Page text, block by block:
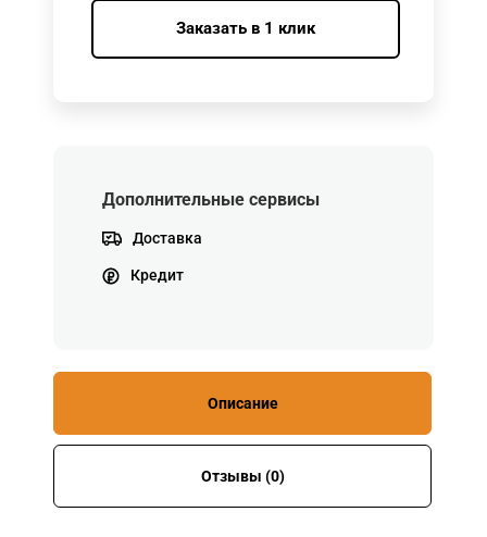
Заказать в 1 клик
Дополнительные сервисы
Доставка
Кредит
Описание
Отзывы (0)